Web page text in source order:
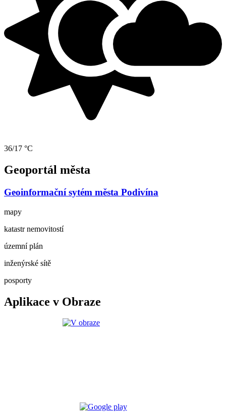
36/17 °C
Geoportál města
Geoinformační sytém města Podivína
mapy
katastr nemovitostí
územní plán
inženýrské sítě
posporty
Aplikace v Obraze